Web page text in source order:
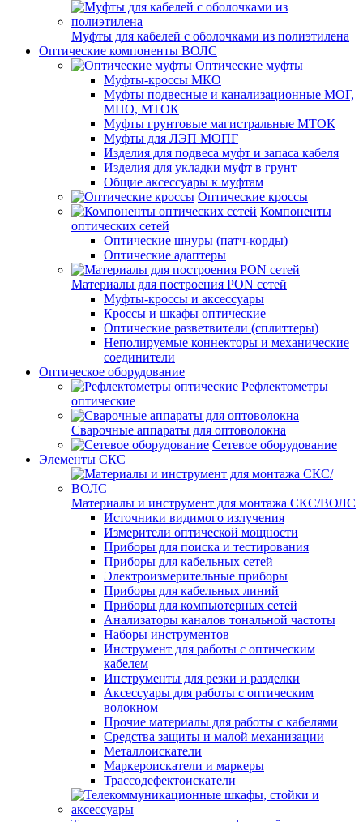
Муфты для кабелей с оболочками из полиэтилена
Оптические компоненты ВОЛС
Оптические муфты
Муфты-кроссы МКО
Муфты подвесные и канализационные МОГ,
МПО, МТОК
Муфты грунтовые магистральные МТОК
Муфты для ЛЭП МОПГ
Изделия для подвеса муфт и запаса кабеля
Изделия для укладки муфт в грунт
Общие аксессуары к муфтам
Оптические кроссы
Компоненты
оптических сетей
Оптические шнуры (патч-корды)
Оптические адаптеры
Материалы для построения PON сетей
Муфты-кроссы и аксессуары
Кроссы и шкафы оптические
Оптические разветвители (сплиттеры)
Неполируемые коннекторы и механические
соединители
Оптическое оборудование
Рефлектометры
оптические
Сварочные аппараты для оптоволокна
Сетевое оборудование
Элементы СКС
Материалы и инструмент для монтажа СКС/ВОЛС
Источники видимого излучения
Измерители оптической мощности
Приборы для поиска и тестирования
Приборы для кабельных сетей
Электроизмерительные приборы
Приборы для кабельных линий
Приборы для компьютерных сетей
Анализаторы каналов тональной частоты
Наборы инструментов
Инструмент для работы с оптическим
кабелем
Инструменты для резки и разделки
Аксессуары для работы с оптическим
волокном
Прочие материалы для работы с кабелями
Средства защиты и малой механизации
Металлоискатели
Маркероискатели и маркеры
Трассодефектоискатели